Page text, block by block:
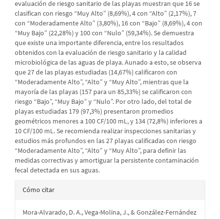
evaluación de riesgo sanitario de las playas muestran que 16 se
clasifican con riesgo “Muy Alto” (8,69%), 4 con “Alto” (2,17%), 7
con “Moderadamente Alto” (3,80%), 16 con “Bajo” (8,69%), 4 con
“Muy Bajo” (22,28%) y 100 con “Nulo” (59,34%). Se demuestra
que existe una importante diferencia, entre los resultados
obtenidos con la evaluación de riesgo sanitario y la calidad
microbiológica de las aguas de playa. Aunado a esto, se observa
que 27 de las playas estudiadas (14,67%) calificaron con
“Moderadamente Alto”, “Alto” y “Muy Alto”, mientras que la
mayoría de las playas (157 para un 85,33%) se calificaron con
riesgo “Bajo”, “Muy Bajo” y “Nulo”. Por otro lado, del total de
playas estudiadas 179 (97,3%) presentaron promedios
geométricos menores a 100 CF/100 mL, y 134 (72,8%) inferiores a
10 CF/100 mL. Se recomienda realizar inspecciones sanitarias y
estudios más profundos en las 27 playas calificadas con riesgo
“Moderadamente Alto”, “Alto” y “Muy Alto”, para definir las
medidas correctivas y amortiguar la persistente contaminación
fecal detectada en sus aguas.
Detalles
Cómo citar
Mora-Alvarado, D. A., Vega-Molina, J., & González-Fernández